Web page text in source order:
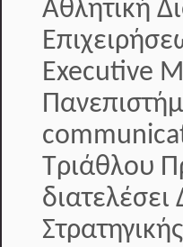
Αθλητική
Executive
Τριάθλου